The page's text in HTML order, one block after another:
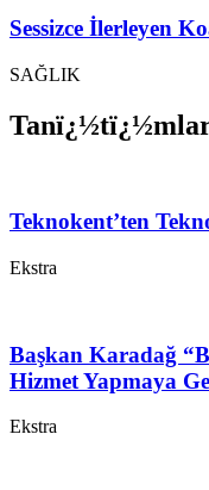
Sessizce İlerleyen
SAĞLIK
Teknokent’ten
Ekstra
Başkan Karadağ
Hizmet Yapmaya
Ekstra